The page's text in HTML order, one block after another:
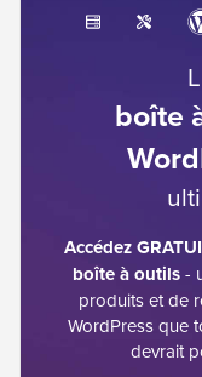
boîte
Accédez
boîte à outils-
produits et de
WordPress que
devrait